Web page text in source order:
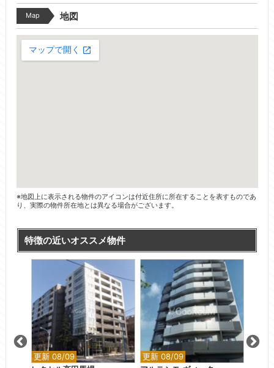
Map 地図
※地図上に表示される物件のアイコンは付近住所に所在することを表すものであ
り、実際の物件所在地とは異なる場合がございます。
特徴の近いオススメ物件
更新 08/09 更新 08/09